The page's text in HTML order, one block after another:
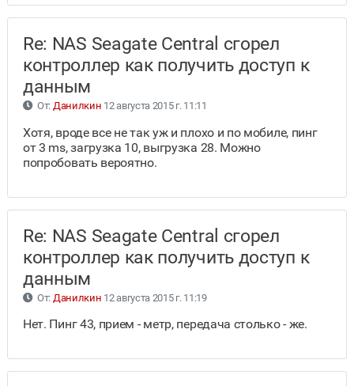
Re: NAS Seagate Central сгорел
контроллер как получить доступ к
данным
От: Данилкин 12 августа 2015 г. 11:11
Хотя, вроде все не так уж и плохо и по мобиле, пинг
от 3 ms, загрузка 10, выгрузка 28. Можно
попробовать вероятно.
Re: NAS Seagate Central сгорел
контроллер как получить доступ к
данным
От: Данилкин 12 августа 2015 г. 11:19
Нет. Пинг 43, прием - метр, передача столько - же.